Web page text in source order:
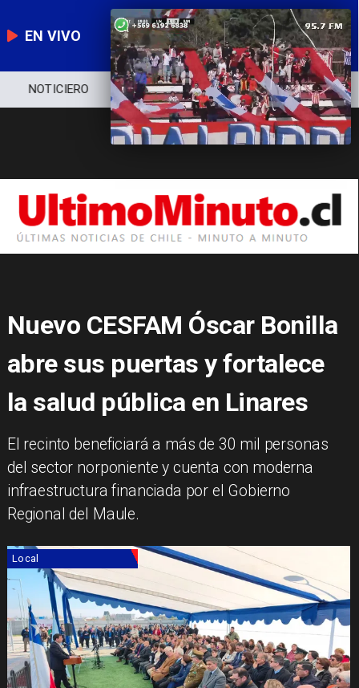
EN VIVO
NOTICIERO POLÍTICA ECONOMÍA
Nuevo CESFAM Óscar Bonilla
abre sus puertas y fortalece
la salud pública en Linares
​El recinto beneficiará a más de 30 mil personas
del sector norponiente y cuenta con moderna
infraestructura financiada por el Gobierno
Regional del Maule.
Local